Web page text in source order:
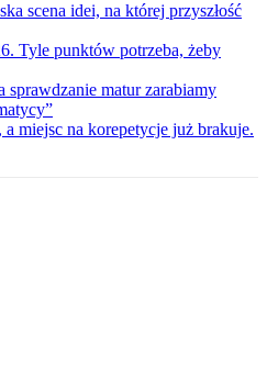
scena idei, na której przyszłość
Tyle punktów potrzeba, żeby
sprawdzanie matur zarabiamy
a miejsc na korepetycje już brakuje.